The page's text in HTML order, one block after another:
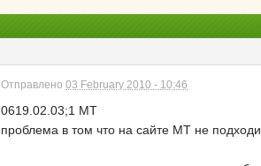
Отправлено 03 February 2010 - 10:46
0619.02.03;1 МТ
проблема в том что на сайте МТ не